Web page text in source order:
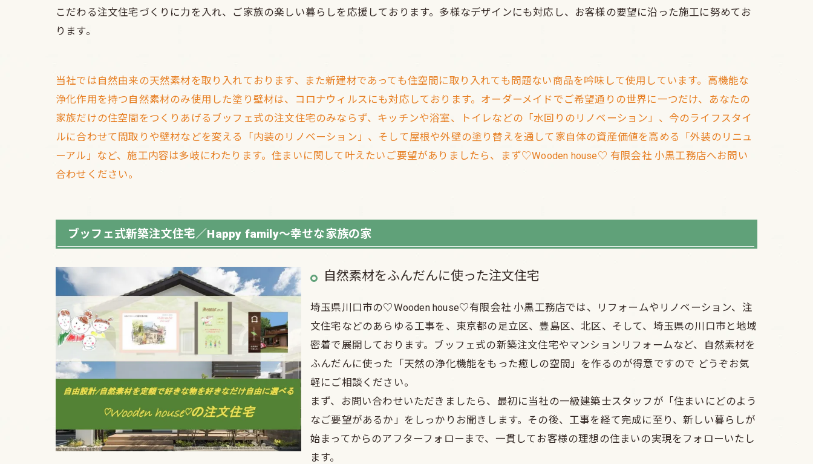
こだわる注文住宅づくりに力を入れ、ご家族の楽しい暮らしを応援しております。多様なデザインにも対応し、お客様の要望に沿った施工に努めてお
ります。
当社では自然由来の天然素材を取り入れております、また新建材であっても住空間に取り入れても問題ない商品を吟味して使用しています。高機能な
浄化作用を持つ自然素材のみ使用した塗り壁材は、コロナウィルスにも対応しております。オーダーメイドでご希望通りの世界に一つだけ、あなたの
家族だけの住空間をつくりあげるブッフェ式の注文住宅のみならず、キッチンや浴室、トイレなどの「水回りのリノベーション」、今のライフスタイ
ルに合わせて間取りや壁材などを変える「内装のリノベーション」、そして屋根や外壁の塗り替えを通して家自体の資産価値を高める「外装のリニュ
ーアル」など、施工内容は多岐にわたります。住まいに関して叶えたいご要望がありましたら、まず♡Wooden house♡ 有限会社 小黒工務店へお問い
合わせください。
ブッフェ式新築注文住宅／Happy family～幸せな家族の家
自然素材をふんだんに使った注文住宅
埼玉県川口市の♡Wooden house♡有限会社 小黒工務店では、リフォームやリノベーション、注
文住宅などのあらゆる工事を、東京都の足立区、豊島区、北区、そして、埼玉県の川口市と地域
密着で展開しております。ブッフェ式の新築注文住宅やマンションリフォームなど、自然素材を
ふんだんに使った「天然の浄化機能をもった癒しの空間」を作るのが得意ですので どうぞお気
軽にご相談ください。
まず、お問い合わせいただきましたら、最初に当社の一級建築士スタッフが「住まいにどのよう
なご要望があるか」をしっかりお聞きします。その後、工事を経て完成に至り、新しい暮らしが
始まってからのアフターフォローまで、一貫してお客様の理想の住まいの実現をフォローいたし
ます。